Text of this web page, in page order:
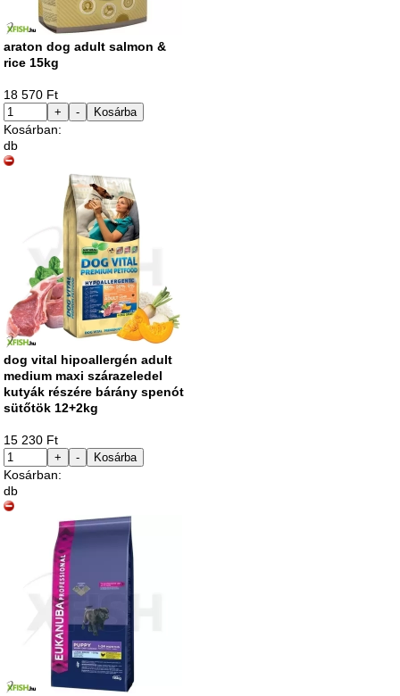
araton dog adult salmon &
rice 15kg
18 570 Ft
+ - Kosárba
Kosárban:
db
dog vital hipoallergén adult
medium maxi szárazeledel
kutyák részére bárány spenót
sütőtök 12+2kg
15 230 Ft
+ - Kosárba
Kosárban:
db